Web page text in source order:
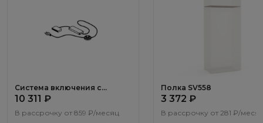
Система включения с
трансформатором SV148
10 311 ₽
В рассрочку от 859 ₽/месяц
Полка SV558
3 372 ₽
В рассрочку от 281 ₽/